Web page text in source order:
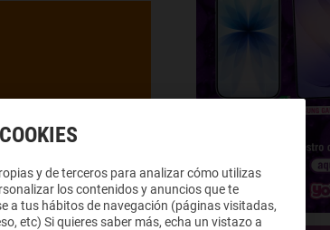
y de terceros para analizar cómo utilizas
los contenidos y anuncios que te
a tus hábitos de navegación (páginas visitadas,
etc) Si quieres saber más, echa un vistazo a